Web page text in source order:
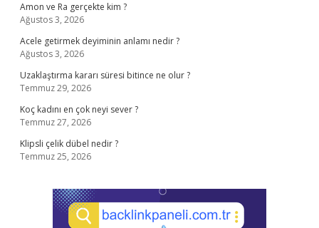
Amon ve Ra gerçekte kim ?
Ağustos 3, 2026
Acele getirmek deyiminin anlamı nedir ?
Ağustos 3, 2026
Uzaklaştırma kararı süresi bitince ne olur ?
Temmuz 29, 2026
Koç kadını en çok neyi sever ?
Temmuz 27, 2026
Klipsli çelik dübel nedir ?
Temmuz 25, 2026